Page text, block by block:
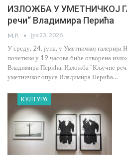
ИЗЛОЖБА У УМЕТНИЧКОЈ
речи“ Владимира Перића
M.P. јун 23, 2026
У среду, 24. јуна, у Уметничкој галерији
почетком у 19 часова биће отворена
Владимира Перића. Изложба "Кључне
уметничког опуса Владимира Перића…
КУЛТУРА